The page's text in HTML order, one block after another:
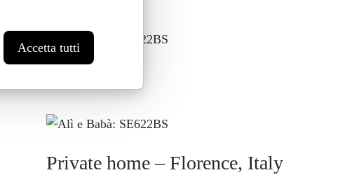
Accetta tutti
Private home – Florence, Italy